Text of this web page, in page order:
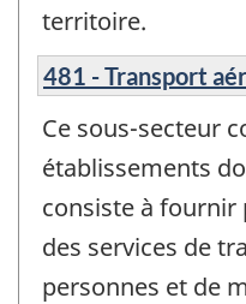
territoire.
481 - Transport
Ce sous-secteur
établissements
consiste à
des services de
personnes et de